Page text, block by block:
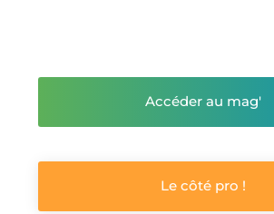
Accéder au mag'
Le côté pro !